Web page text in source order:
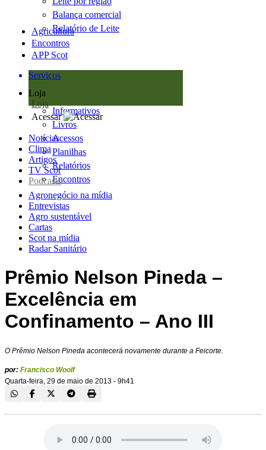
Balança comercial
Relatório de Leite
Agricultura
Encontros
APP Scot
Serviços
Loja
Loja
Informativos
Livros
Acessos
Planilhas
Relatórios
Encontros
Acessar
Notícias
Clima
Artigos
TV Scot
Podcasts
Agronegócio na mídia
Entrevistas
Agro sustentável
Cartas
Scot na mídia
Radar Sanitário
Prêmio Nelson Pineda –
Excelência em
Confinamento – Ano III
O Prêmio Nelson Pineda acontecerá novamente durante a Feicorte.
por: Francisco Woolf
Quarta-feira, 29 de maio de 2013 - 9h41